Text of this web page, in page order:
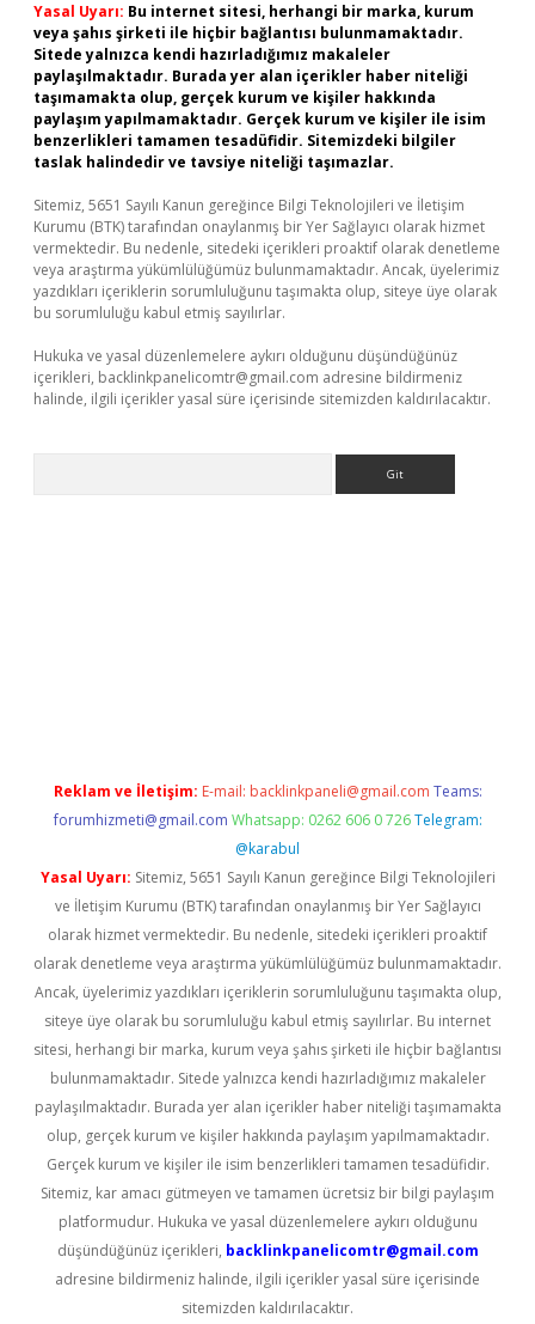
Yasal Uyarı: Bu internet sitesi, herhangi bir marka, kurum
veya şahıs şirketi ile hiçbir bağlantısı bulunmamaktadır.
Sitede yalnızca kendi hazırladığımız makaleler
paylaşılmaktadır. Burada yer alan içerikler haber niteliği
taşımamakta olup, gerçek kurum ve kişiler hakkında
paylaşım yapılmamaktadır. Gerçek kurum ve kişiler ile isim
benzerlikleri tamamen tesadüfidir. Sitemizdeki bilgiler
taslak halindedir ve tavsiye niteliği taşımazlar.
Sitemiz, 5651 Sayılı Kanun gereğince Bilgi Teknolojileri ve İletişim
Kurumu (BTK) tarafından onaylanmış bir Yer Sağlayıcı olarak hizmet
vermektedir. Bu nedenle, sitedeki içerikleri proaktif olarak denetleme
veya araştırma yükümlülüğümüz bulunmamaktadır. Ancak, üyelerimiz
yazdıkları içeriklerin sorumluluğunu taşımakta olup, siteye üye olarak
bu sorumluluğu kabul etmiş sayılırlar.
Hukuka ve yasal düzenlemelere aykırı olduğunu düşündüğünüz
içerikleri, backlinkpanelicomtr@gmail.com adresine bildirmeniz
halinde, ilgili içerikler yasal süre içerisinde sitemizden kaldırılacaktır.
Reklam ve İletişim: E-mail: backlinkpaneli@gmail.com Teams:
forumhizmeti@gmail.com Whatsapp: 0262 606 0 726 Telegram:
@karabul
Yasal Uyarı: Sitemiz, 5651 Sayılı Kanun gereğince Bilgi Teknolojileri
ve İletişim Kurumu (BTK) tarafından onaylanmış bir Yer Sağlayıcı
olarak hizmet vermektedir. Bu nedenle, sitedeki içerikleri proaktif
olarak denetleme veya araştırma yükümlülüğümüz bulunmamaktadır.
Ancak, üyelerimiz yazdıkları içeriklerin sorumluluğunu taşımakta olup,
siteye üye olarak bu sorumluluğu kabul etmiş sayılırlar. Bu internet
sitesi, herhangi bir marka, kurum veya şahıs şirketi ile hiçbir bağlantısı
bulunmamaktadır. Sitede yalnızca kendi hazırladığımız makaleler
paylaşılmaktadır. Burada yer alan içerikler haber niteliği taşımamakta
olup, gerçek kurum ve kişiler hakkında paylaşım yapılmamaktadır.
Gerçek kurum ve kişiler ile isim benzerlikleri tamamen tesadüfidir.
Sitemiz, kar amacı gütmeyen ve tamamen ücretsiz bir bilgi paylaşım
platformudur. Hukuka ve yasal düzenlemelere aykırı olduğunu
düşündüğünüz içerikleri, backlinkpanelicomtr@gmail.com
adresine bildirmeniz halinde, ilgili içerikler yasal süre içerisinde
sitemizden kaldırılacaktır.